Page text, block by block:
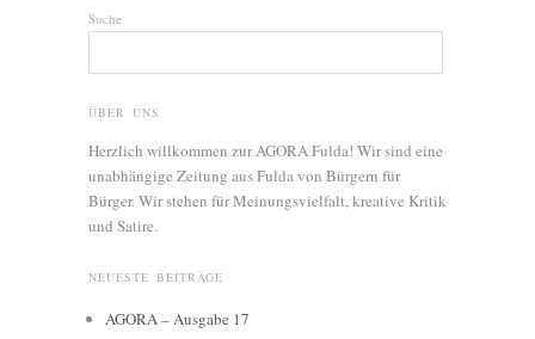
Suche
ÜBER UNS
Herzlich willkommen zur AGORA Fulda! Wir sind eine
unabhängige Zeitung aus Fulda von Bürgern für
Bürger. Wir stehen für Meinungsvielfalt, kreative Kritik
und Satire.
NEUESTE BEITRÄGE
AGORA – Ausgabe 17